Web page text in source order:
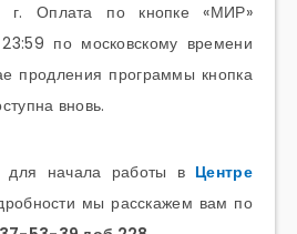
г. Оплата по кнопке «МИР»
по московскому времени
продления программы кнопка
вновь.
для начала работы в Центре
мы расскажем вам по